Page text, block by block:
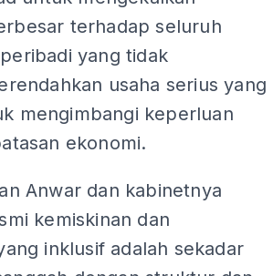
terhadap seluruh
yang tidak
usaha serius yang
mengimbangi keperluan
ekonomi.
Anwar dan kabinetnya
kemiskinan dan
inklusif adalah sekadar